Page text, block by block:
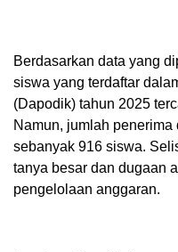
Berdasarkan data yang
siswa yang terdaftar
(Dapodik) tahun 2025
Namun, jumlah
sebanyak 916 siswa.
tanya besar dan dugaan
pengelolaan anggaran.